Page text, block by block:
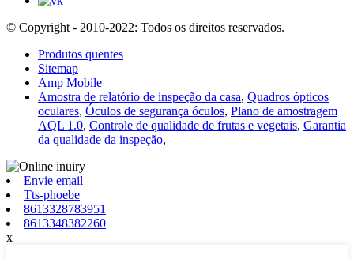
© Copyright - 2010-2022: Todos os direitos reservados.
Produtos quentes
Sitemap
Amp Mobile
Amostra de relatório de inspeção da casa, Quadros ópticos
oculares, Óculos de segurança óculos, Plano de amostragem
AQL 1.0, Controle de qualidade de frutas e vegetais, Garantia
da qualidade da inspeção,
Envie email
Tts-phoebe
8613328783951
8613348382260
x